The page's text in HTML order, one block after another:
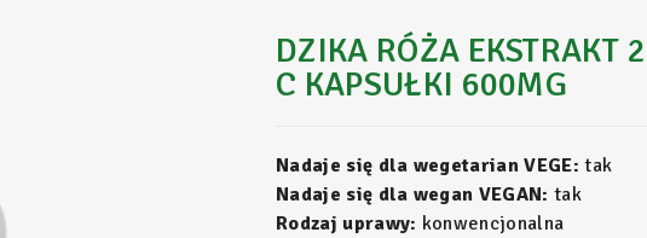
DZIKA RÓŻA
C KAPSUŁKI 600MG
Nadaje się dla wegetarian VEGE: tak
Nadaje się dla wegan VEGAN: tak
Rodzaj uprawy: konwencjonalna